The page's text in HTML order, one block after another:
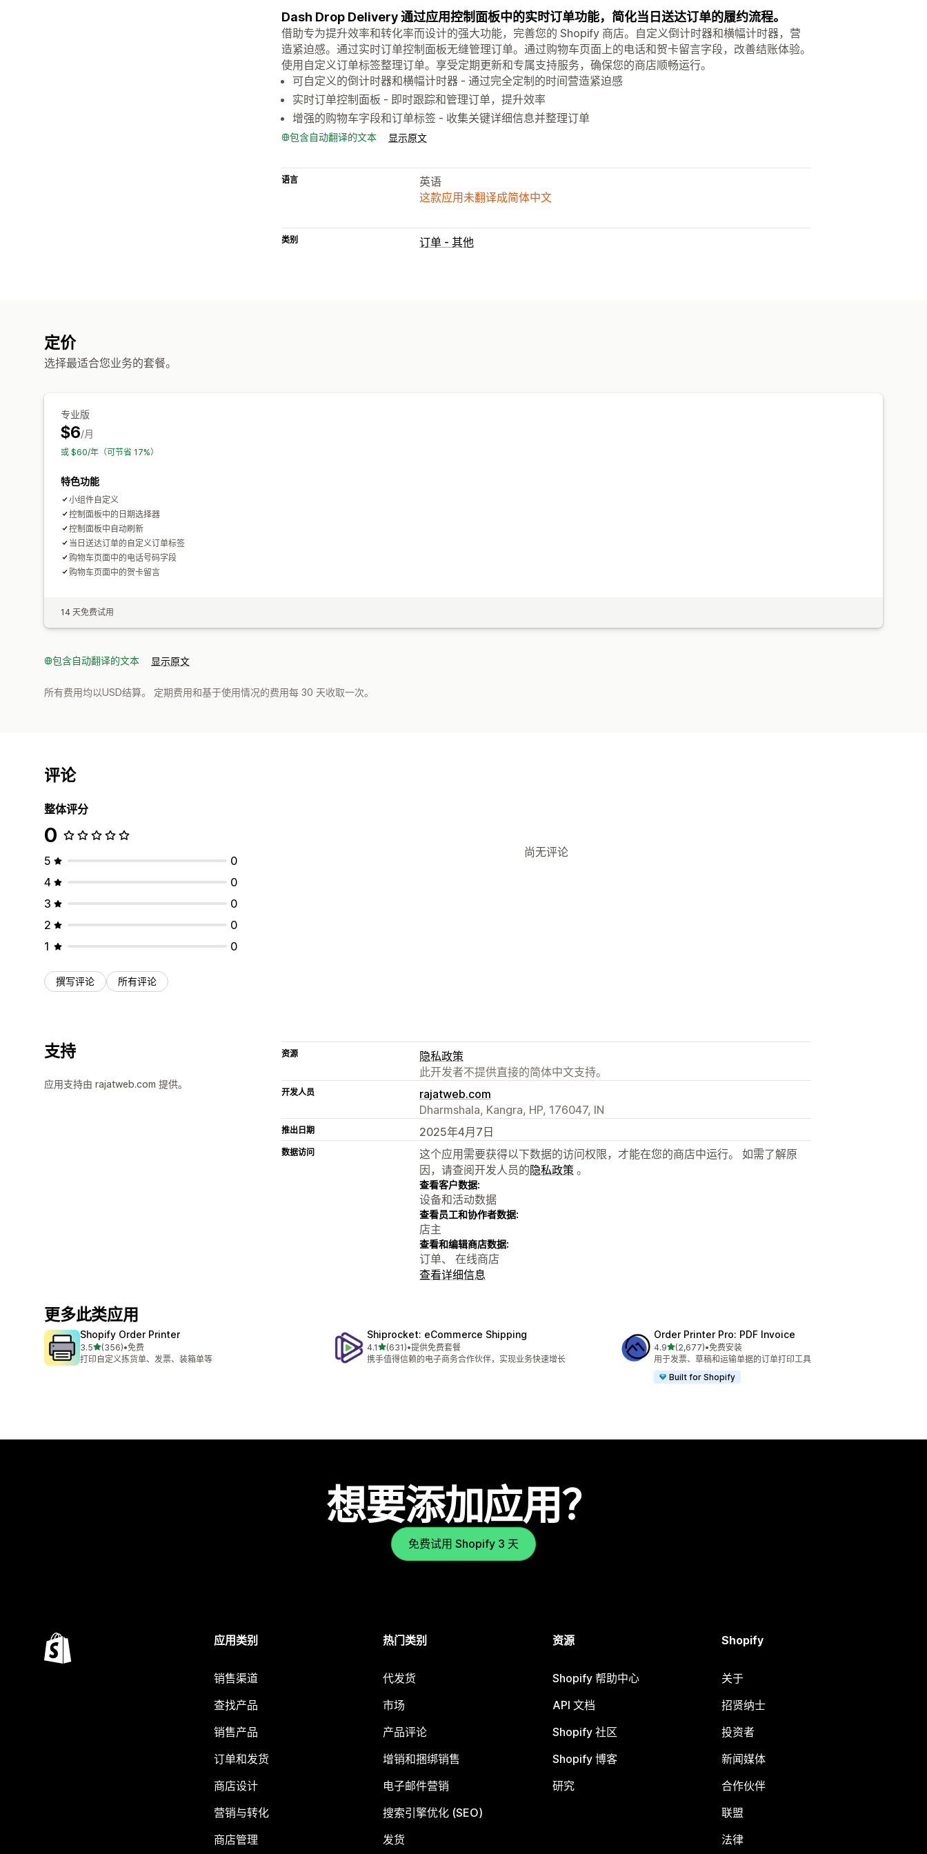
Dash Drop Delivery 通过应用控制面板中的实时订单功能，简化当日送达订单的履约流程。
借助专为提升效率和转化率而设计的强大功能，完善您的 Shopify 商店。自定义倒计时器和横幅计时器，营
造紧迫感。通过实时订单控制面板无缝管理订单。通过购物车页面上的电话和贺卡留言字段，改善结账体验。
使用自定义订单标签整理订单。享受定期更新和专属支持服务，确保您的商店顺畅运行。
可自定义的倒计时器和横幅计时器 - 通过完全定制的时间营造紧迫感
实时订单控制面板 - 即时跟踪和管理订单，提升效率
增强的购物车字段和订单标签 - 收集关键详细信息并整理订单
包含自动翻译的文本 显示原文
语言
英语
这款应用未翻译成简体中文
类别 订单 - 其他
定价
选择最适合您业务的套餐。
专业版
$6/月
或 $60/年（可节省 17%）
特色功能
小组件自定义
控制面板中的日期选择器
控制面板中自动刷新
当日送达订单的自定义订单标签
购物车页面中的电话号码字段
购物车页面中的贺卡留言
14 天免费试用
包含自动翻译的文本 显示原文
所有费用均以USD结算。 定期费用和基于使用情况的费用每 30 天收取一次。
评论
整体评分
0
5
0
4
0
3
0
2
0
1
0
撰写评论 所有评论
尚无评论
支持
应用支持由 rajatweb.com 提供。
资源
隐私政策
此开发者不提供直接的简体中文支持。
开发人员
rajatweb.com
Dharmshala, Kangra, HP, 176047, IN
推出日期 2025年4月7日
数据访问
这个应用需要获得以下数据的访问权限，才能在您的商店中运行。 如需了解原
因，请查阅开发人员的隐私政策 。
查看客户数据:
设备和活动数据
查看员工和协作者数据:
店主
查看和编辑商店数据:
订单、 在线商店
查看详细信息
更多此类应用
Shopify Order Printer
3.5星（满分 5 星）
(356)
总共 356 条评论
•免费
打印自定义拣货单、发票、装箱单等
Shiprocket: eCommerce Shipping
4.1星（满分 5 星）
(631)
总共 631 条评论
•提供免费套餐
携手值得信赖的电子商务合作伙伴，实现业务快速增长
Order Printer Pro: PDF Invoice
4.9星（满分 5 星）
(2,677)
总共 2677 条评论
•免费安装
用于发票、草稿和运输单据的订单打印工具
Built for Shopify
想要添加应用？
免费试用 Shopify 3 天
应用类别
销售渠道
查找产品
销售产品
订单和发货
商店设计
营销与转化
商店管理
热门类别
代发货
市场
产品评论
增销和捆绑销售
电子邮件营销
搜索引擎优化 (SEO)
发货
资源
Shopify 帮助中心
API 文档
Shopify 社区
Shopify 博客
研究
Shopify
关于
招贤纳士
投资者
新闻媒体
合作伙伴
联盟
法律